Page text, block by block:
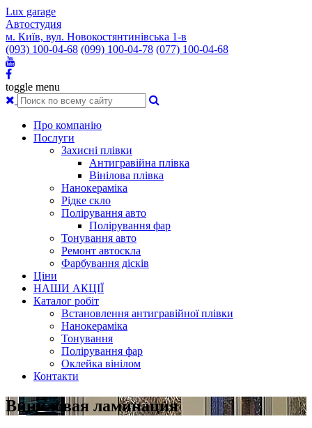
Lux garage
Автостудия
м. Київ, вул. Новокостянтинівська 1-в
(093) 100-04-68 (099) 100-04-78 (077) 100-04-68
toggle menu
Про компанію
Послуги
Захисні плівки
Антигравійна плівка
Вінілова плівка
Нанокераміка
Рідке скло
Полірування авто
Полірування фар
Тонування авто
Ремонт автоскла
Фарбування дісків
Ціни
НАШИ АКЦІЇ
Каталог робіт
Встановлення антигравійної плівки
Нанокераміка
Тонування
Полірування фар
Оклейка вінілом
Контакти
Виниловая ламинация